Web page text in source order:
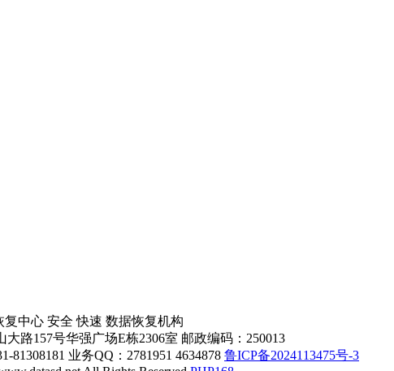
复中心 安全 快速 数据恢复机构
路157号华强广场E栋2306室 邮政编码：250013
81308181 业务QQ：2781951 4634878 鲁ICP备2024113475号-3